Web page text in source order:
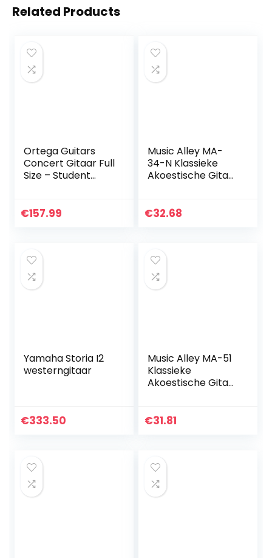
Related Products
Ortega Guitars
Concert Gitaar Full
Size – Student
(RST5)
€157.99
Music Alley MA-
34-N Klassieke
Akoestische Gitaar
€32.68
Yamaha Storia I2
westerngitaar
€333.50
Music Alley MA-51
Klassieke
Akoestische Gitaar
Half maat
€31.81